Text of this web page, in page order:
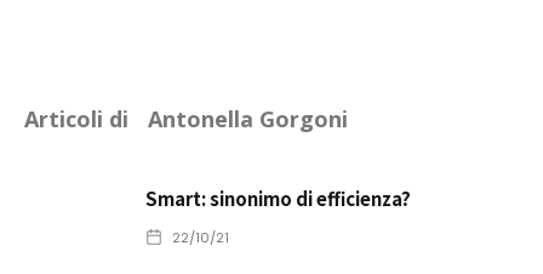
Articoli di Antonella Gorgoni
Smart: sinonimo di efficienza?
22/10/21